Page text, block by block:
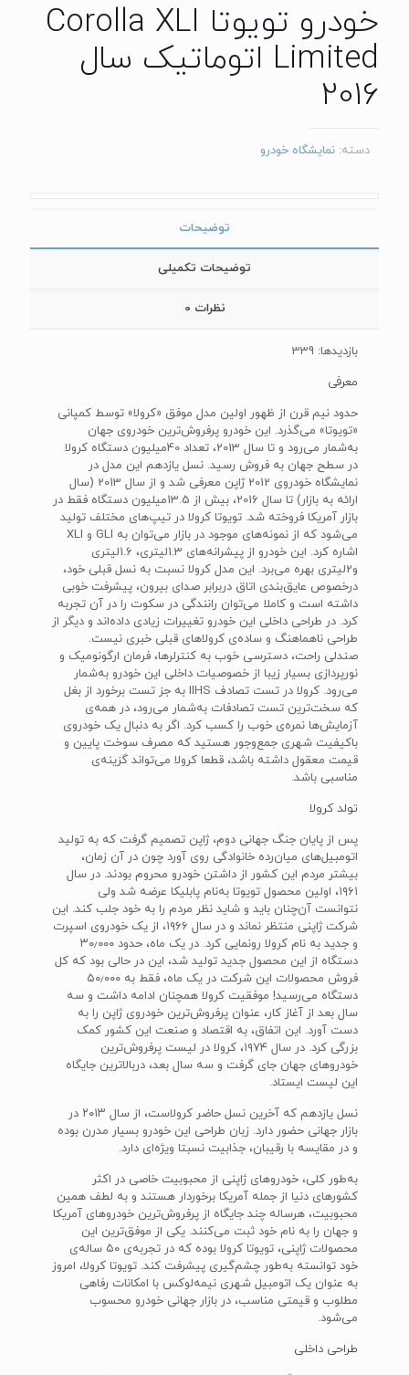
خودرو تویوتا Corolla XLI
Limited اتوماتیک سال
2016
دسته: نمایشگاه خودرو
توضیحات
توضیحات تکمیلی
نظرات 0
بازدیدها: 339
معرفی
حدود نیم قرن از ظهور اولین مدل موفق «کرولا» توسط کمپانی
«تویوتا» می‌گذرد. این خودرو پرفروش‌ترین خودروی جهان
به‌شمار می‌رود و تا سال 2013، تعداد 40میلیون دستگاه کرولا
در سطح جهان به فروش رسید. نسل یازدهم این مدل در
نمایشگاه خودروی 2012 ژاپن معرفی شد و از سال 2013 (سال
ارائه به بازار) تا سال 2016، بیش از 13.5میلیون دستگاه فقط در
بازار آمریکا فروخته شد. تویوتا کرولا در تیپ‌های مختلف تولید
می‌شود که از نمونه‌های موجود در بازار می‌توان به GLI و XLI
اشاره کرد. این خودرو از پیشرانه‌های 1.3لیتری، 1.6لیتری
و2لیتری بهره می‌برد. این مدل کرولا نسبت به نسل قبلی خود،
درخصوص عایق‌بندی اتاق دربرابر صدای بیرون، پیشرفت خوبی
داشته است و کاملا می‌توان رانندگی در سکوت را در آن تجربه
کرد. در طراحی داخلی این خودرو تغییرات زیادی داده‌اند و دیگر از
طراحی ناهماهنگ و ساده‌ی کرولاهای قبلی خبری نیست.
صندلی راحت، دسترسی خوب به کنترلرها، فرمان ارگونومیک و
نورپردازی بسیار زیبا از خصوصیات داخلی این خودرو به‌شمار
می‌رود. کرولا در تست تصادف IIHS به جز تست برخورد از بغل
که سخت‌ترین تست تصادفات به‌شمار می‌رود، در همه‌ی
آزمایش‌ها نمره‌ی خوب را کسب کرد. اگر به دنبال یک خودروی
باکیفیت شهری جمع‌وجور هستید که مصرف سوخت پایین و
قیمت معقول داشته باشد، قطعا کرولا می‌تواند گزینه‌ی
مناسبی باشد.
تولد کرولا
پس از پایان جنگ جهانی دوم، ژاپن تصمیم گرفت که به تولید
اتومبیل‌های میان‌رده خانوادگی روی آورد چون در آن زمان،
بیشتر مردم این کشور از داشتن خودرو محروم بودند. در سال
۱۹۶۱، اولین محصول تویوتا به‌نام پابلیکا عرضه شد ولی
نتوانست آن‌چنان باید و شاید نظر مردم را به خود جلب کند. این
شرکت ژاپنی منتظر نماند و در سال ۱۹۶۶، از یک خودروی اسپرت
و جدید به نام کرولا رونمایی کرد. در یک ماه، حدود ۳۰٫۰۰۰
دستگاه از این محصول جدید تولید شد، این در حالی بود که کل
فروش محصولات این شرکت در یک ماه، فقط به ۵۰٫۰۰۰
دستگاه می‌رسید! موفقیت کرولا همچنان ادامه داشت و سه
سال بعد از آغاز کار، عنوان پرفروش‌ترین خودروی ژاپن را به
دست آورد. این اتفاق، به اقتصاد و صنعت این کشور کمک
بزرگی کرد. در سال ۱۹۷۴، کرولا در لیست پرفروش‌ترین
خودروهای جهان جای گرفت و سه سال بعد، دربالاترین جایگاه
این لیست ایستاد.
نسل یازدهم که آخرین نسل حاضر کرولاست، از سال ۲۰۱۳ در
بازار جهانی حضور دارد. زبان طراحی این خودرو بسیار مدرن بوده
و در مقایسه با رقیبان، جذابیت‌ نسبتا ویژه‌ای دارد.
به‌طور کلی، خودروهای ژاپنی از محبوبیت خاصی در اکثر
کشور‌های دنیا از جمله آمریکا برخوردار هستند و به لطف همین
محبوبیت، هرساله چند جایگاه از‌ پرفروش‌ترین خودرو‌های آمریکا
و جهان را به نام خود ثبت می‌کنند. یکی از موفق‌ترین این
محصولات ژاپنی، تویوتا کرولا بوده که در تجربه‌ی ۵۰ ساله‌ی
خود توانسته به‌طور چشم‌گیری پیشرفت کند. تویوتا کرولا، امروز
به عنوان یک اتومبیل شهری نیمه‌لوکس با امکانات رفاهی
مطلوب و قیمتی مناسب، در بازار جهانی خودرو محسوب
می‌شود.
طراحی داخلی